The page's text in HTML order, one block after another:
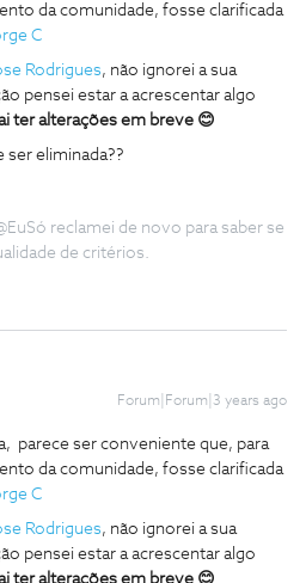
da comunidade, fosse clarificada
C
Rodrigues, não ignorei a sua
pensei estar a acrescentar algo
ter alterações em breve 😊
ser eliminada??
reclamei de novo para saber se
de critérios.
Forum|Forum|3 years ago
parece ser conveniente que, para
da comunidade, fosse clarificada
C
Rodrigues, não ignorei a sua
pensei estar a acrescentar algo
ter alterações em breve 😊